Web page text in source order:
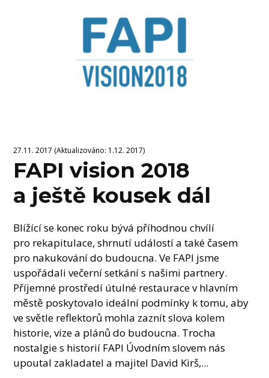
27.11. 2017 (Aktualizováno: 1.12. 2017)
FAPI vision 2018
a ještě kousek dál
Blížící se konec roku bývá příhodnou chvílí
pro rekapitulace, shrnutí událostí a také časem
pro nakukování do budoucna. Ve FAPI jsme
uspořádali večerní setkání s našimi partnery.
Příjemné prostředí útulné restaurace v hlavním
městě poskytovalo ideální podmínky k tomu, aby
ve světle reflektorů mohla zaznít slova kolem
historie, vize a plánů do budoucna. Trocha
nostalgie s historií FAPI Úvodním slovem nás
upoutal zakladatel a majitel David Kirš,...